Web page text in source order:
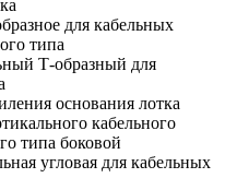
для кабельных
типа
Т-образный для
основания лотка
кабельного
типа боковой
угловая для кабельных